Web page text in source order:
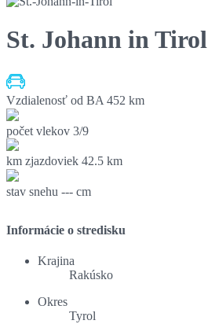
St. Johann in Tirol
Vzdialenosť od BA 452 km
počet vlekov 3/9
km zjazdoviek 42.5 km
stav snehu --- cm
Informácie o stredisku
Krajina
Rakúsko
Okres
Tyrol